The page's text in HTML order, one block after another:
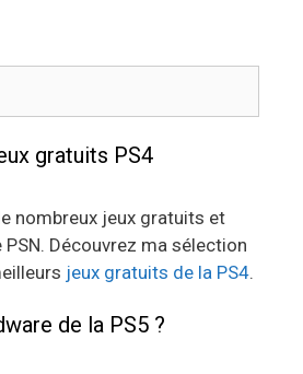
gratuits PS4
nombreux jeux gratuits et
PSN. Découvrez ma sélection
jeux gratuits de la PS4.
de la PS5 ?